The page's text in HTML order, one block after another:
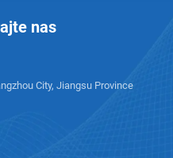
nas
City, Jiangsu Province